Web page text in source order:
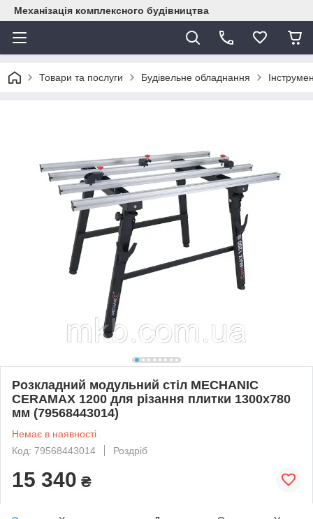
Механізація комплексного будівництва
Товари та послуги Будівельне обладнання
Розкладний модульний стіл MECHANIC
CERAMAX 1200 для різання плитки 1300х780
мм (79568443014)
Немає в наявності
Код: 79568443014
Роздріб
15 340 ₴